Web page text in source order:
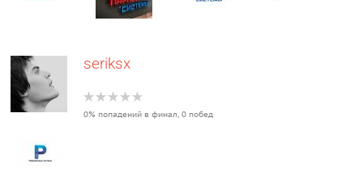
seriksx
0% попадений в финал, 0 побед